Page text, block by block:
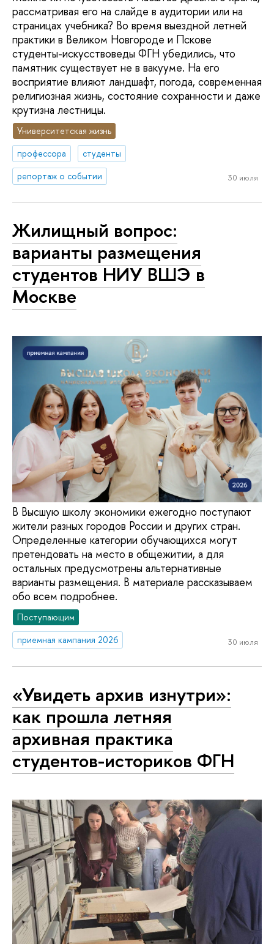
рассматривая его на слайде в аудитории или на
страницах учебника? Во время выездной летней
практики в Великом Новгороде и Пскове
студенты-искусствоведы ФГН убедились, что
памятник существует не в вакууме. На его
восприятие влияют ландшафт, погода, современная
религиозная жизнь, состояние сохранности и даже
крутизна лестницы.
Университетская жизнь
профессора
студенты
репортаж о событии
30 июля
Жилищный вопрос:
варианты размещения
студентов НИУ ВШЭ в
Москве
В Высшую школу экономики ежегодно поступают
жители разных городов России и других стран.
Определенные категории обучающихся могут
претендовать на место в общежитии, а для
остальных предусмотрены альтернативные
варианты размещения. В материале рассказываем
обо всем подробнее.
Поступающим
приемная кампания 2026
30 июля
«Увидеть архив изнутри»:
как прошла летняя
архивная практика
студентов-историков ФГН